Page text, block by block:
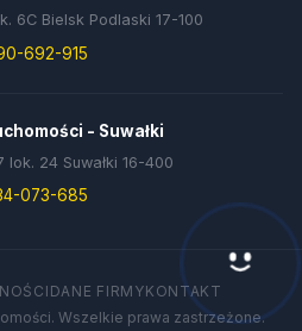
6C Bielsk Podlaski 17-100
692-915
- Suwałki
lok. 24 Suwałki 16-400
073-685
DANE FIRMYKONTAKT
Wszelkie prawa zastrzeżone.